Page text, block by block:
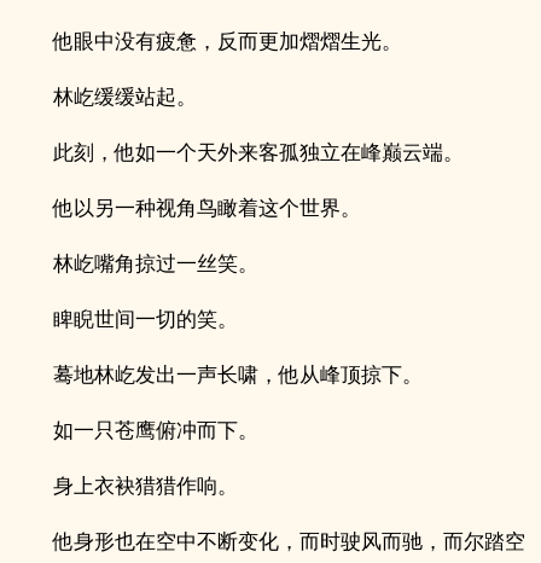
他眼中没有疲惫，反而更加熠熠生光。
林屹缓缓站起。
此刻，他如一个天外来客孤独立在峰巅云端。
他以另一种视角鸟瞰着这个世界。
林屹嘴角掠过一丝笑。
睥睨世间一切的笑。
蓦地林屹发出一声长啸，他从峰顶掠下。
如一只苍鹰俯冲而下。
身上衣袂猎猎作响。
他身形也在空中不断变化，而时驶风而驰，而尔踏空